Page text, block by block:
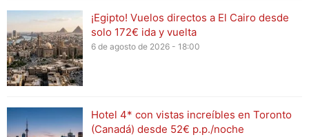
¡Egipto! Vuelos directos a El Cairo desde
solo 172€ ida y vuelta
6 de agosto de 2026 - 18:00
Hotel 4* con vistas increíbles en Toronto
(Canadá) desde 52€ p.p./noche